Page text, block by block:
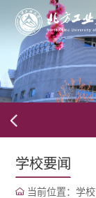
学校要闻
当前位置： 学